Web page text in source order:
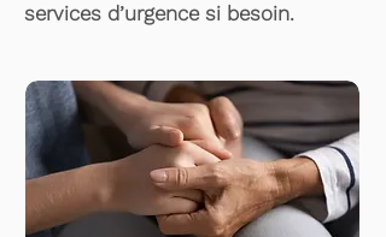
services d’urgence si besoin.